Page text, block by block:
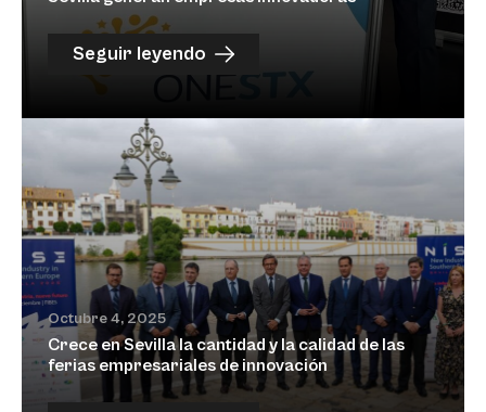
Seguir leyendo
Octubre 4, 2025
Crece en Sevilla la cantidad y la calidad de las
ferias empresariales de innovación